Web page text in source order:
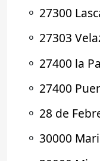
⚬ 27300
⚬ 27303
⚬ 27400 la
⚬ 27400
⚬ 28 de
⚬ 30000